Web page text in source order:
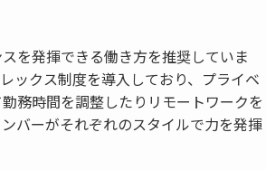
を発揮できる働き方を推奨していま
ックス制度を導入しており、プライベ
務時間を調整したりリモートワークを
バーがそれぞれのスタイルで力を発揮